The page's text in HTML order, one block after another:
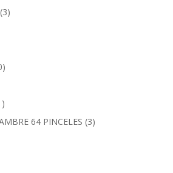
(3)
64 PINCELES (3)